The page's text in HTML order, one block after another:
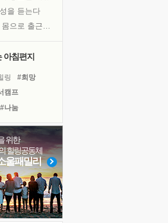
을 듣는다
잡았던 날
가 되는 것
'을 먼저
진을 보며
극심한 변비, 어깨결림, 수면 장애
아픈 아버지를 위한 공간 설계
어머니
유년 시절의 부산 영도 바다
들
아침편지
링
#희망
캠프
#나눔
들
#사람
#명상
#바이러스
#링컨학교
위한
힐링공동체
울패밀리